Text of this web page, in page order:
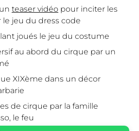
teaser vidéo pour inciter les
le jeu du dress code
joués le jeu du costume
au abord du cirque par un
XIXème dans un décor
de cirque par la famille
le feu